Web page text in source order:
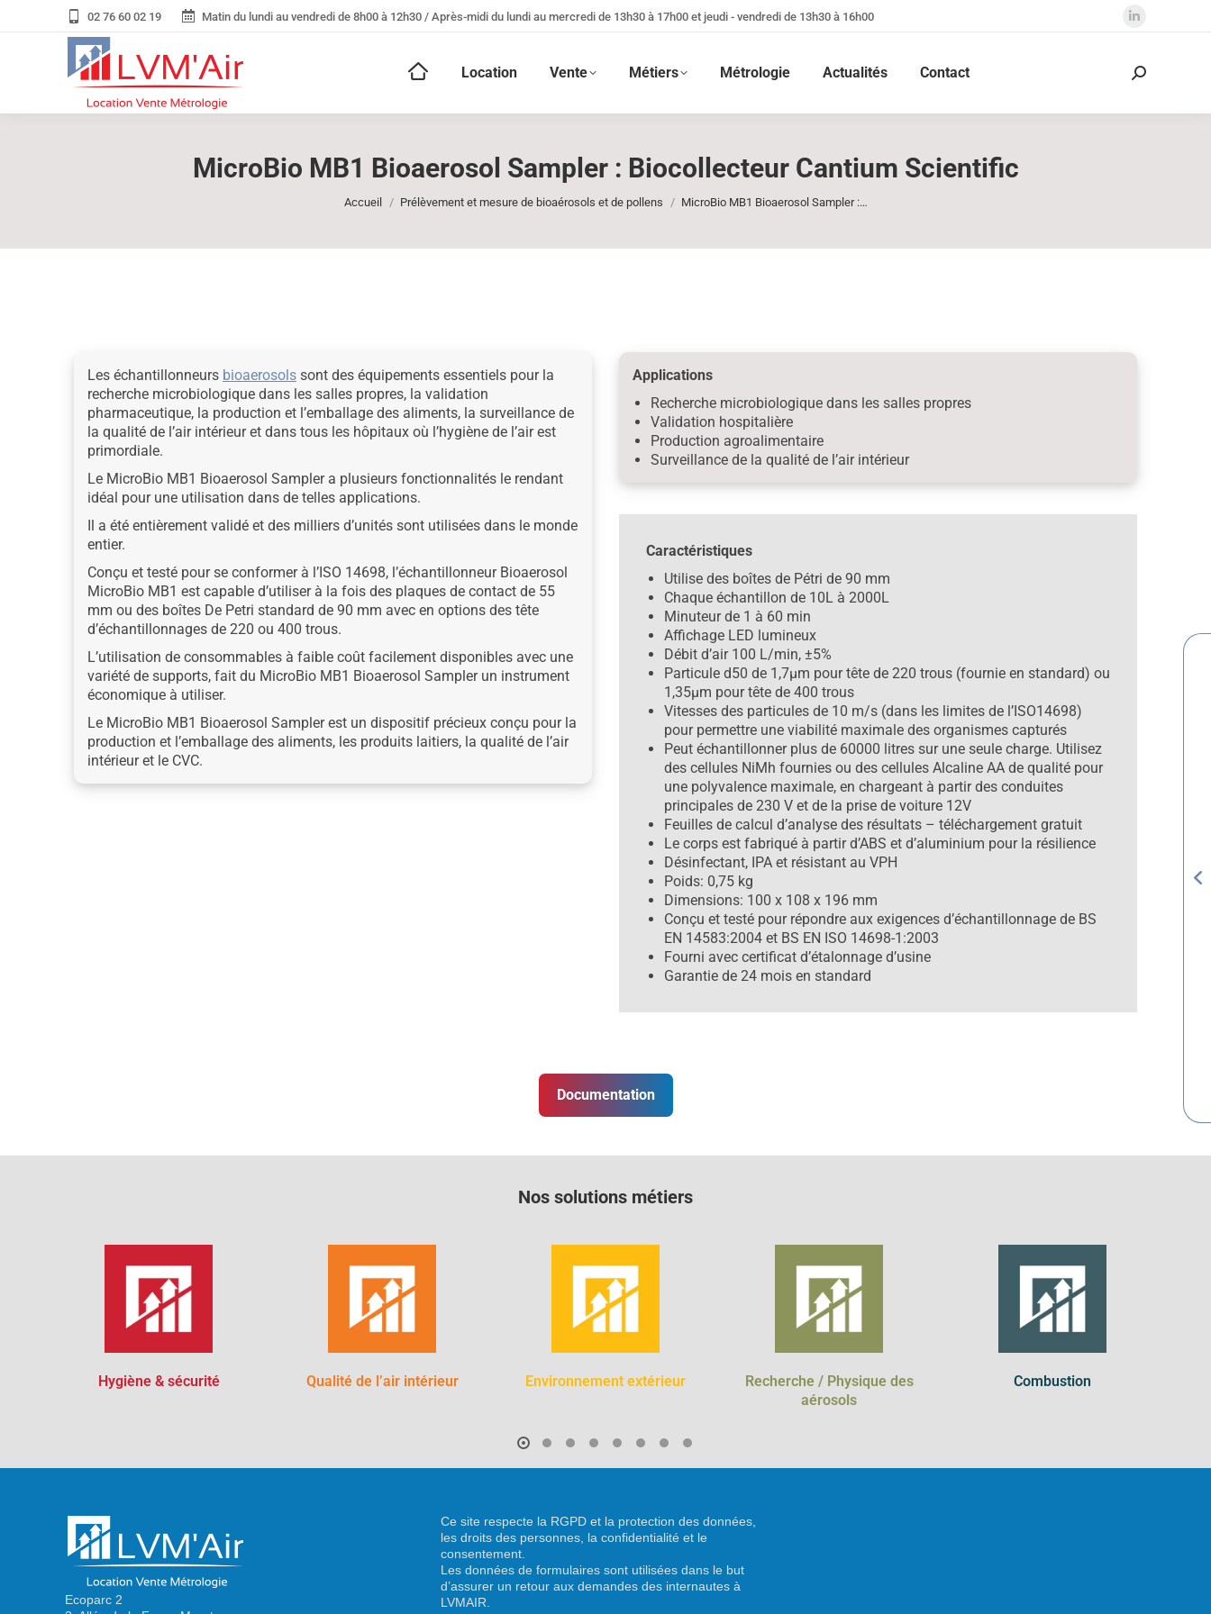
02 76 60 02 19 Matin du lundi au vendredi de 8h00 à 12h30 / Après-midi du lundi au mercredi de 13h30 à 17h00 et jeudi - vendredi de 13h30 à 16h00
La
LinkedIn
Location Vente Métiers Métrologie Actualités Contact
Recherche
MicroBio MB1 Bioaerosol Sampler : Biocollecteur Cantium Scientific
Vous êtes ici :
Accueil Prélèvement et mesure de bioaérosols et de pollens MicroBio MB1 Bioaerosol Sampler :…
Les échantillonneurs bioaerosols sont des équipements essentiels pour la
recherche microbiologique dans les salles propres, la validation
pharmaceutique, la production et l’emballage des aliments, la surveillance de
la qualité de l’air intérieur et dans tous les hôpitaux où l’hygiène de l’air est
primordiale.
Le MicroBio MB1 Bioaerosol Sampler a plusieurs fonctionnalités le rendant
idéal pour une utilisation dans de telles applications.
Il a été entièrement validé et des milliers d’unités sont utilisées dans le monde
entier.
Conçu et testé pour se conformer à l’ISO 14698, l’échantillonneur Bioaerosol
MicroBio MB1 est capable d’utiliser à la fois des plaques de contact de 55
mm ou des boîtes De Petri standard de 90 mm avec en options des tête
d’échantillonnages de 220 ou 400 trous.
L’utilisation de consommables à faible coût facilement disponibles avec une
variété de supports, fait du MicroBio MB1 Bioaerosol Sampler un instrument
économique à utiliser.
Le MicroBio MB1 Bioaerosol Sampler est un dispositif précieux conçu pour la
production et l’emballage des aliments, les produits laitiers, la qualité de l’air
intérieur et le CVC.
Applications
Recherche microbiologique dans les salles propres
Validation hospitalière
Production agroalimentaire
Surveillance de la qualité de l’air intérieur
Caractéristiques
Utilise des boîtes de Pétri de 90 mm
Chaque échantillon de 10L à 2000L
Minuteur de 1 à 60 min
Affichage LED lumineux
Débit d’air 100 L/min, ±5%
Particule d50 de 1,7µm pour tête de 220 trous (fournie en standard) ou
1,35µm pour tête de 400 trous
Vitesses des particules de 10 m/s (dans les limites de l’ISO14698)
pour permettre une viabilité maximale des organismes capturés
Peut échantillonner plus de 60000 litres sur une seule charge. Utilisez
des cellules NiMh fournies ou des cellules Alcaline AA de qualité pour
une polyvalence maximale, en chargeant à partir des conduites
principales de 230 V et de la prise de voiture 12V
Feuilles de calcul d’analyse des résultats – téléchargement gratuit
Le corps est fabriqué à partir d’ABS et d’aluminium pour la résilience
Désinfectant, IPA et résistant au VPH
Poids: 0,75 kg
Dimensions: 100 x 108 x 196 mm
Conçu et testé pour répondre aux exigences d’échantillonnage de BS
EN 14583:2004 et BS EN ISO 14698-1:2003
Fourni avec certificat d’étalonnage d’usine
Garantie de 24 mois en standard
Documentation
Nos solutions métiers
Hygiène & sécurité Qualité de l’air intérieur Environnement extérieur
Recherche / Physique des
aérosols
Combustion
Ecoparc 2
Ce site respecte la RGPD et la protection des données,
les droits des personnes, la confidentialité et le
consentement.
Les données de formulaires sont utilisées dans le but
d’assurer un retour aux demandes des internautes à
LVMAIR.